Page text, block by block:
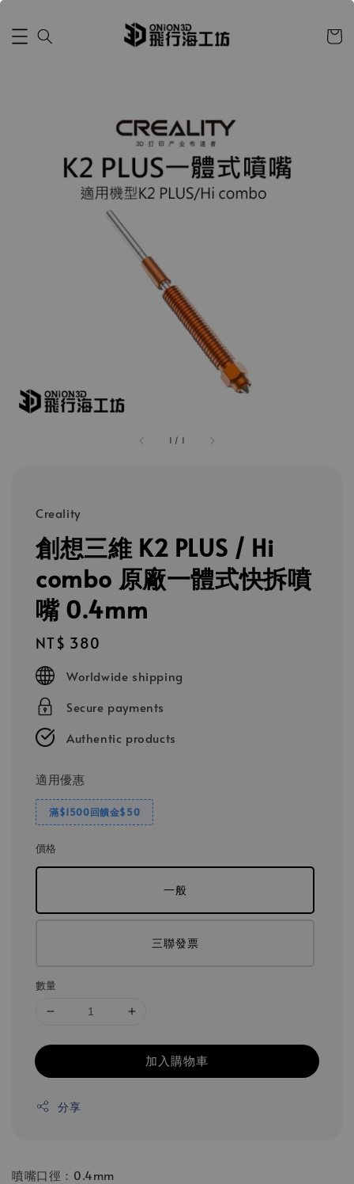
1 / 1
Creality
創想三維 K2 PLUS / Hi
combo 原廠一體式快拆噴
嘴 0.4mm
Regular
price
NT$ 380
Worldwide shipping
Secure payments
Authentic products
適用優惠
滿$1500回饋金$50
價格
一般
三聯發票
數量
加入購物車
分享
噴嘴口徑：0.4mm